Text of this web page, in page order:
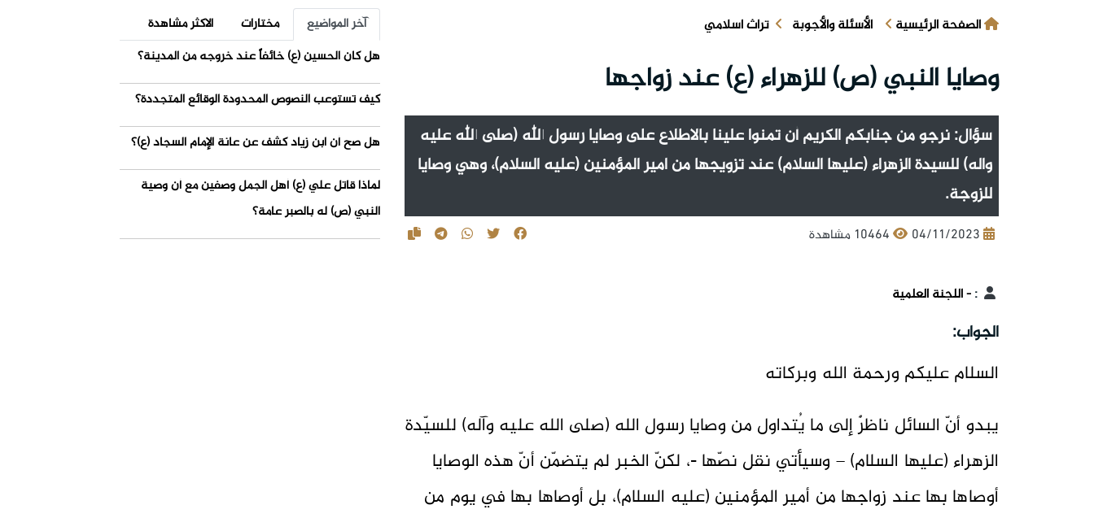
الصفحة الرئيسية الأسئلة والأجوبة تراث اسلامي
وصايا النبي (ص) للزهراء (ع) عند زواجها
سؤال: نرجو من جنابكم الكريم أن تمنوا علينا بالاطلاع على وصايا رسول الله (صلى الله عليه
واله) للسيدة الزهراء (عليها السلام) عند تزويجها من امير المؤمنين (عليه السلام)، وهي وصايا
للزوجة.
04/11/2023 10464 مشاهدة
:- اللجنة العلمية
الجواب:
السلام عليكم ورحمة الله وبركاته
يبدو أنّ السائل ناظرٌ إلى ما يُتداول من وصايا رسول الله (صلى الله عليه وآله) للسيّدة
الزهراء (عليها السلام) – وسيأتي نقل نصّها -، لكنّ الخبر لم يتضمّن أنّ هذه الوصايا
أوصاها بها عند زواجها من أمير المؤمنين (عليه السلام)، بل أوصاها بها في يوم من
آخر المواضيع مختارات
الاكثر مشاهدة
هل كان الحسين (ع) خائفاً عند خروجه من المدينة؟
كيف تستوعب النصوص المحدودة الوقائع المتجددة؟
هل صح أن ابن زياد كشف عن عانة الإمام السجاد (ع)؟
لماذا قاتل علي (ع) أهل الجمل وصفين مع أن وصية
النبي (ص) له بالصبر عامة؟